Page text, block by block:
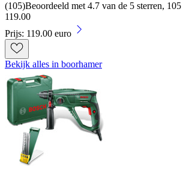
(105)Beoordeeld met 4.7 van de 5 sterren,
119.00
Prijs: 119.00 euro
Bekijk alles in boorhamer